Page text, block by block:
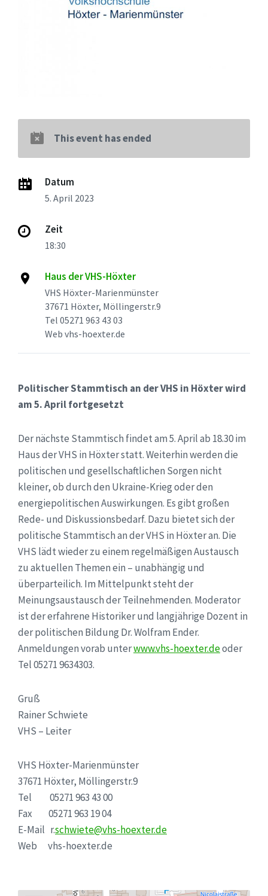
This event has ended
Datum
5. April 2023
Zeit
18:30
Haus der VHS-Höxter
VHS Höxter-Marienmünster
37671 Höxter, Möllingerstr.9
Tel 05271 963 43 03
Web vhs-hoexter.de
Politischer Stammtisch an der VHS in Höxter wird
am 5. April fortgesetzt
Der nächste Stammtisch findet am 5. April ab 18.30 im
Haus der VHS in Höxter statt. Weiterhin werden die
politischen und gesellschaftlichen Sorgen nicht
kleiner, ob durch den Ukraine-Krieg oder den
energiepolitischen Auswirkungen. Es gibt großen
Rede- und Diskussionsbedarf. Dazu bietet sich der
politische Stammtisch an der VHS in Höxter an. Die
VHS lädt wieder zu einem regelmäßigen Austausch
zu aktuellen Themen ein – unabhängig und
überparteilich. Im Mittelpunkt steht der
Meinungsaustausch der Teilnehmenden. Moderator
ist der erfahrene Historiker und langjährige Dozent in
der politischen Bildung Dr. Wolfram Ender.
Anmeldungen vorab unterwww.vhs-hoexter.deoder
Tel 05271 9634303.
Gruß
Rainer Schwiete
VHS – Leiter
VHS Höxter-Marienmünster
37671 Höxter, Möllingerstr.9
Tel 05271 963 43 00
Fax 05271 963 19 04
E-Mail r.schwiete@vhs-hoexter.de
Web vhs-hoexter.de